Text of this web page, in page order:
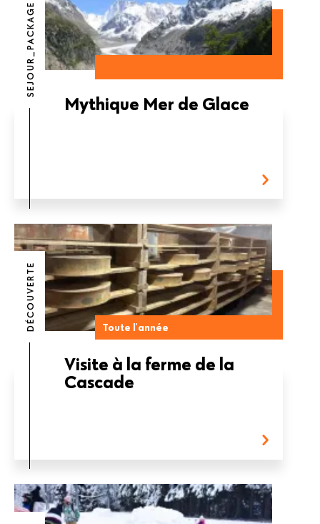
SEJOUR_PACKAGE
Mythique Mer de Glace
DÉCOUVERTE Toute l'année
Visite à la ferme de la
Cascade